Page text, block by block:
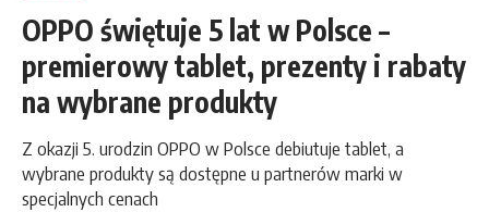
OPPO świętuje 5 lat w Polsce –
premierowy tablet, prezenty i rabaty
na wybrane produkty
Z okazji 5. urodzin OPPO w Polsce debiutuje tablet, a
wybrane produkty są dostępne u partnerów marki w
specjalnych cenach